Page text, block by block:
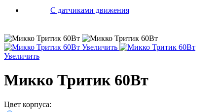
С датчиками движения
Увеличить
Увеличить
Микко Тритик 60Вт
Цвет корпуса: